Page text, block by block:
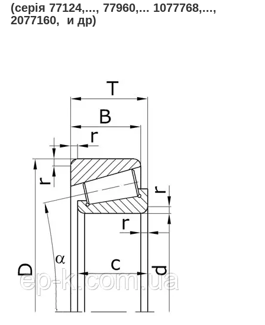
(серія 77124,..., 77960,... 1077768,...,
2077160, и др)